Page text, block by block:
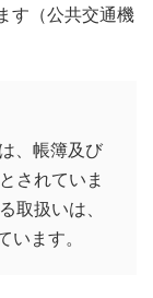
す（公共交通機
、帳簿及び
されていま
取扱いは、
います。